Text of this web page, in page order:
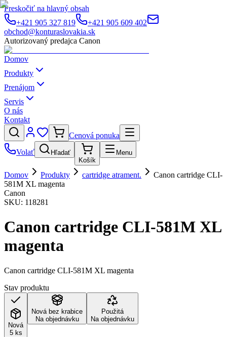
Preskočiť na hlavný obsah
+421 905 327 819
+421 905 609 402
obchod@konturaslovakia.sk
Autorizovaný predajca Canon
Domov
Produkty
Prenájom
Servis
O nás
Kontakt
Cenová ponuka
Volať
Hľadať
Košík
Menu
Domov Produkty cartridge atrament.
Canon cartridge CLI-
581M XL magenta
Canon
SKU: 118281
Canon cartridge CLI-581M XL
magenta
Canon cartridge CLI-581M XL magenta
Stav produktu
Nová
5 ks
Nová bez krabice
Na objednávku
Použitá
Na objednávku